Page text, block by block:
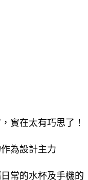
實在太有巧思了！
為設計主力
常的水杯及手機的